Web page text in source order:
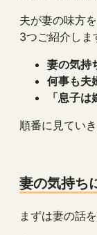
夫が妻の味方
3つご紹介しま
妻の気持
何事も夫
「息子
順番に見ていき
妻の気持ち
まずは妻の話